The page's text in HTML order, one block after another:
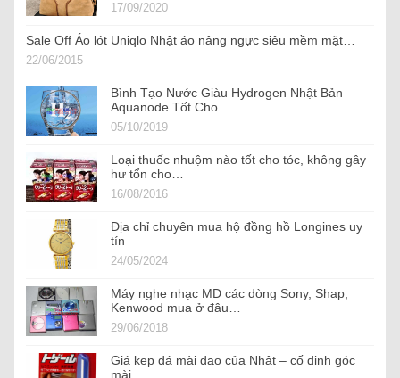
17/09/2020
Sale Off Áo lót Uniqlo Nhật áo nâng ngực siêu mềm mặt…
22/06/2015
Bình Tạo Nước Giàu Hydrogen Nhật Bản
Aquanode Tốt Cho…
05/10/2019
Loại thuốc nhuộm nào tốt cho tóc, không gây
hư tổn cho…
16/08/2016
Địa chỉ chuyên mua hộ đồng hồ Longines uy
tín
24/05/2024
Máy nghe nhạc MD các dòng Sony, Shap,
Kenwood mua ở đâu…
29/06/2018
Giá kẹp đá mài dao của Nhật – cố định góc
mài…